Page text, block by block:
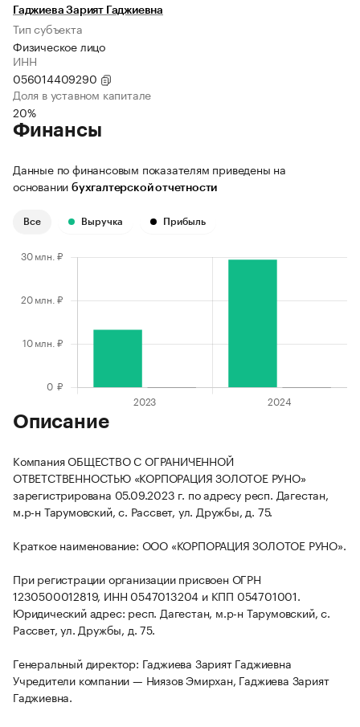
Гаджиева Зарият Гаджиевна
Тип субъекта
Физическое лицо
ИНН
056014409290
Доля в уставном капитале
20%
Финансы
Данные по финансовым показателям приведены на
основании бухгалтерской отчетности
Все Выручка Прибыль
Описание
Компания ОБЩЕСТВО С ОГРАНИЧЕННОЙ
ОТВЕТСТВЕННОСТЬЮ «КОРПОРАЦИЯ ЗОЛОТОЕ РУНО»
зарегистрирована 05.09.2023 г. по адресу респ. Дагестан,
м.р-н Тарумовский, с. Рассвет, ул. Дружбы, д. 75.
Краткое наименование: ООО «КОРПОРАЦИЯ ЗОЛОТОЕ РУНО».
При регистрации организации присвоен ОГРН
1230500012819, ИНН 0547013204 и КПП 054701001.
Юридический адрес: респ. Дагестан, м.р-н Тарумовский, с.
Рассвет, ул. Дружбы, д. 75.
Генеральный директор: Гаджиева Зарият Гаджиевна
Учредители компании — Ниязов Эмирхан, Гаджиева Зарият
Гаджиевна.